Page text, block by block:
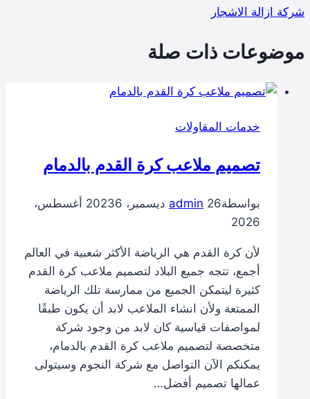
شركة ازالة الاشجار
موضوعات ذات صلة
خدمات المقاولات
تصميم ملاعب كرة القدم بالدمام
بواسطة admin 26 ديسمبر، 2023
6 أغسطس،
2026
لأن كرة القدم هي الرياضة الأكثر شعبية في العالم
أجمع، تتجه جميع البلاد لتصميم ملاعب كرة القدم
كثيرة ليتمكن الجميع من ممارسة تلك الرياضة
الممتعة ولأن انشاء الملاعب لابد أن يكون طبقًا
لمواصفات قياسية كان لابد من وجود شركة
متخصصة لتصميم ملاعب كرة القدم بالدمام،
يمكنكم الآن التواصل مع شركة النجوم وسيتولى
عمالها تصميم أفضل…